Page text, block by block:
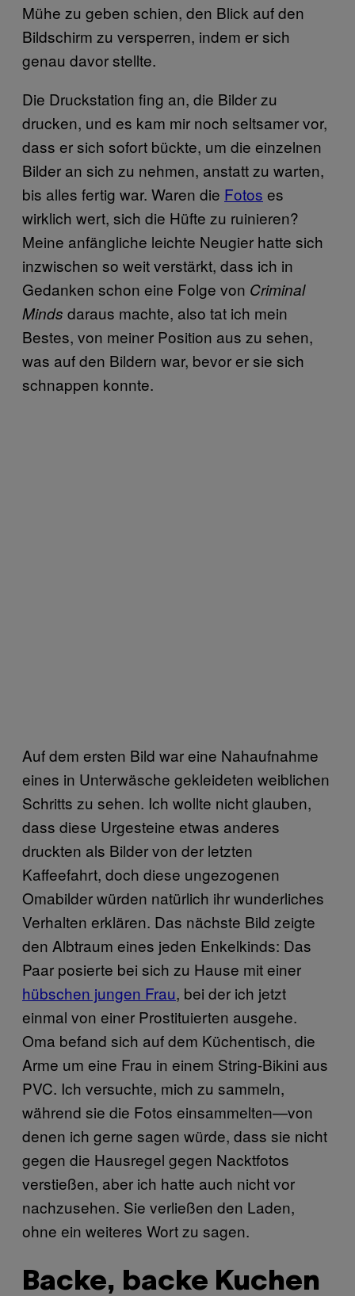
Mühe zu geben schien, den Blick auf den
Bildschirm zu versperren, indem er sich
genau davor stellte.
Die Druckstation fing an, die Bilder zu
drucken, und es kam mir noch seltsamer vor,
dass er sich sofort bückte, um die einzelnen
Bilder an sich zu nehmen, anstatt zu warten,
bis alles fertig war. Waren die Fotos es
wirklich wert, sich die Hüfte zu ruinieren?
Meine anfängliche leichte Neugier hatte sich
inzwischen so weit verstärkt, dass ich in
Gedanken schon eine Folge von Criminal
Minds daraus machte, also tat ich mein
Bestes, von meiner Position aus zu sehen,
was auf den Bildern war, bevor er sie sich
schnappen konnte.
Auf dem ersten Bild war eine Nahaufnahme
eines in Unterwäsche gekleideten weiblichen
Schritts zu sehen. Ich wollte nicht glauben,
dass diese Urgesteine etwas anderes
druckten als Bilder von der letzten
Kaffeefahrt, doch diese ungezogenen
Omabilder würden natürlich ihr wunderliches
Verhalten erklären. Das nächste Bild zeigte
den Albtraum eines jeden Enkelkinds: Das
Paar posierte bei sich zu Hause mit einer
hübschen jungen Frau, bei der ich jetzt
einmal von einer Prostituierten ausgehe.
Oma befand sich auf dem Küchentisch, die
Arme um eine Frau in einem String-Bikini aus
PVC. Ich versuchte, mich zu sammeln,
während sie die Fotos einsammelten—von
denen ich gerne sagen würde, dass sie nicht
gegen die Hausregel gegen Nacktfotos
verstießen, aber ich hatte auch nicht vor
nachzusehen. Sie verließen den Laden,
ohne ein weiteres Wort zu sagen.
Backe, backe Kuchen